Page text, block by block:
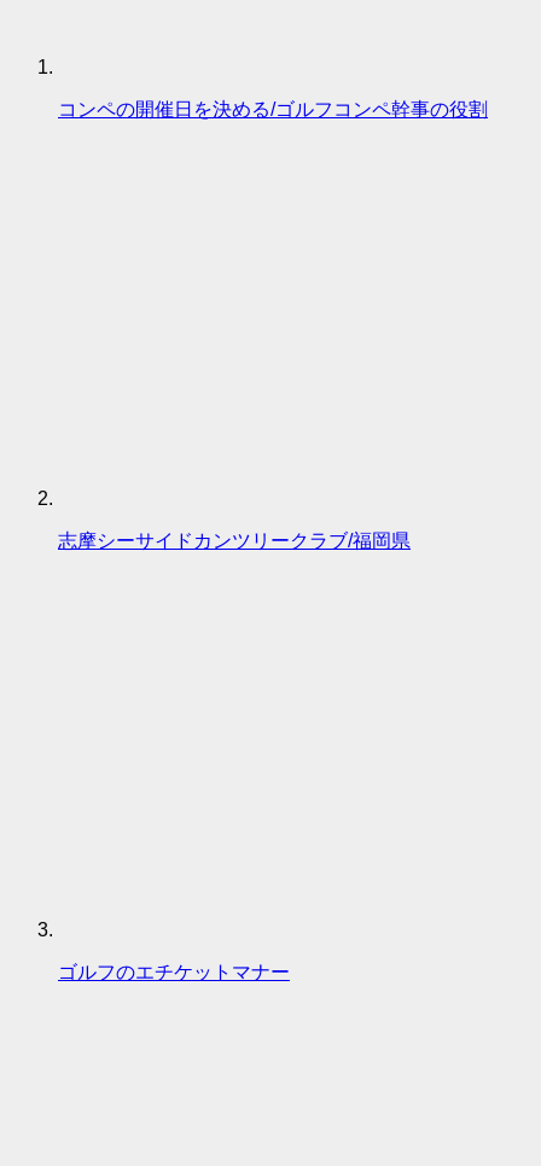
コンペの開催日を決める/ゴルフコンペ幹事の役割
志摩シーサイドカンツリークラブ/福岡県
ゴルフのエチケットマナー